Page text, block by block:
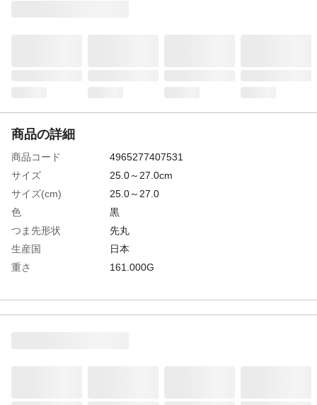
商品の詳細
商品コード
4965277407531
サイズ
25.0～27.0cm
サイズ(cm)
25.0～27.0
色
黒
つま先形状
先丸
生産国
日本
重さ
161.000G
タン